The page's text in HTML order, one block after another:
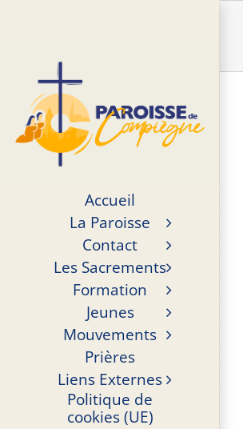
Accueil
La Paroisse
Contact
Les Sacrements
Formation
Jeunes
Mouvements
Prières
Liens Externes
Politique de
cookies (UE)